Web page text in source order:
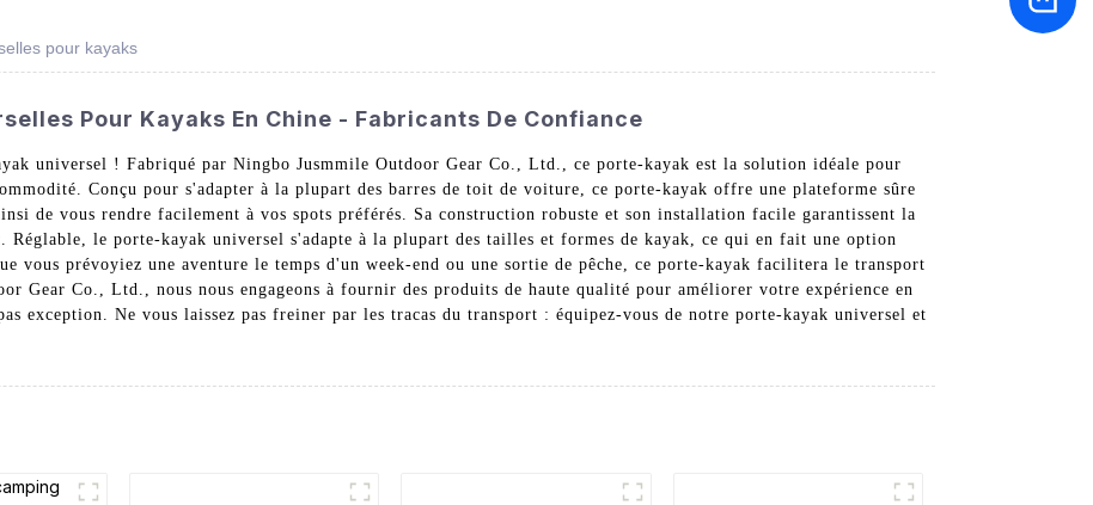
pour kayaks
Pour Kayaks En Chine - Fabricants De Confiance
universel ! Fabriqué par Ningbo Jusmmile Outdoor Gear Co., Ltd., ce porte-kayak est la solution idéale pour
Conçu pour s'adapter à la plupart des barres de toit de voiture, ce porte-kayak offre une plateforme sûre
de vous rendre facilement à vos spots préférés. Sa construction robuste et son installation facile garantissent la
le porte-kayak universel s'adapte à la plupart des tailles et formes de kayak, ce qui en fait une option
vous prévoyiez une aventure le temps d'un week-end ou une sortie de pêche, ce porte-kayak facilitera le transport
Gear Co., Ltd., nous nous engageons à fournir des produits de haute qualité pour améliorer votre expérience en
exception. Ne vous laissez pas freiner par les tracas du transport : équipez-vous de notre porte-kayak universel et